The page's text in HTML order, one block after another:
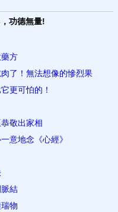
功德無量!
方
了！無法想像的慘烈果
更可怕的！
敬出家相
意地念《心經》
結
物